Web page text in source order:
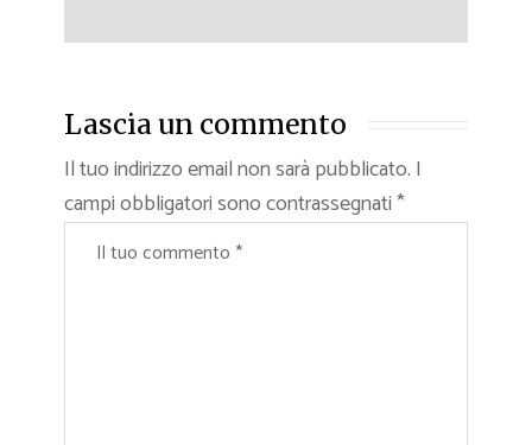
Lascia un commento
Il tuo indirizzo email non sarà pubblicato. I
campi obbligatori sono contrassegnati*